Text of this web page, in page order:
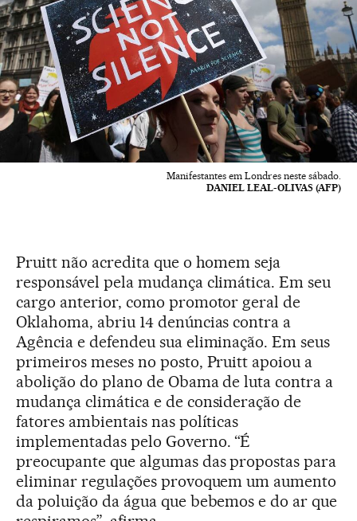
Manifestantes em Londres neste sábado.
DANIEL LEAL-OLIVAS (AFP)
Pruitt não acredita que o homem seja
responsável pela mudança climática. Em seu
cargo anterior, como promotor geral de
Oklahoma, abriu 14 denúncias contra a
Agência e defendeu sua eliminação. Em seus
primeiros meses no posto, Pruitt apoiou a
abolição do plano de Obama de luta contra a
mudança climática e de consideração de
fatores ambientais nas políticas
implementadas pelo Governo. “É
preocupante que algumas das propostas para
eliminar regulações provoquem um aumento
da poluição da água que bebemos e do ar que